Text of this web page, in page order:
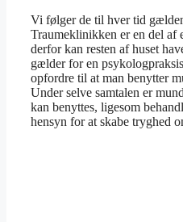
Vi følger de til hver tid
Traumeklinikken er en del af
derfor kan resten af huset
gælder for en
opfordre til at man benytter
Under selve samtalen er
kan benyttes, ligesom
hensyn for at skabe tryghed